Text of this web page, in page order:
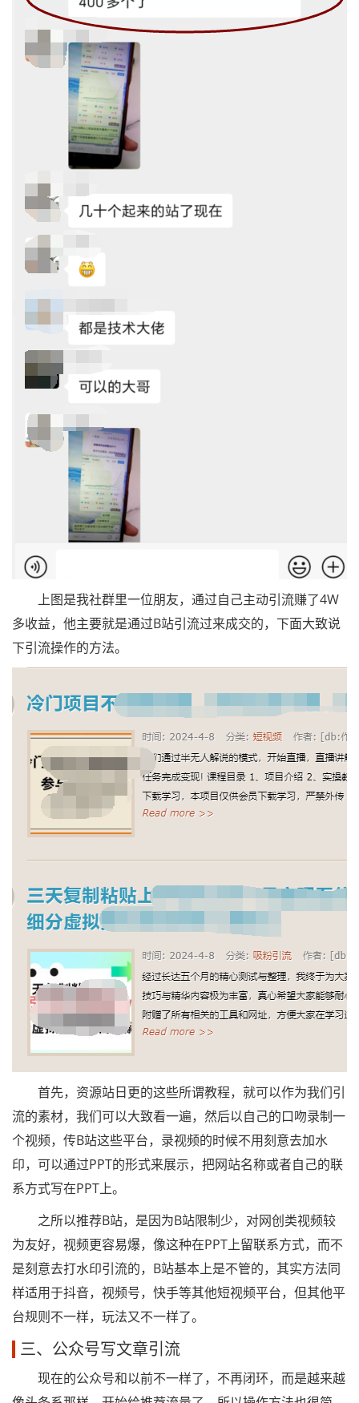
上图是我社群里一位朋友，通过自己主动引流赚了4W
多收益，他主要就是通过B站引流过来成交的，下面大致说
下引流操作的方法。
首先，资源站日更的这些所谓教程，就可以作为我们引
流的素材，我们可以大致看一遍，然后以自己的口吻录制一
个视频，传B站这些平台，录视频的时候不用刻意去加水
印，可以通过PPT的形式来展示，把网站名称或者自己的联
系方式写在PPT上。
之所以推荐B站，是因为B站限制少，对网创类视频较
为友好，视频更容易爆，像这种在PPT上留联系方式，而不
是刻意去打水印引流的，B站基本上是不管的，其实方法同
样适用于抖音，视频号，快手等其他短视频平台，但其他平
台规则不一样，玩法又不一样了。
三、公众号写文章引流
现在的公众号和以前不一样了，不再闭环，而是越来越